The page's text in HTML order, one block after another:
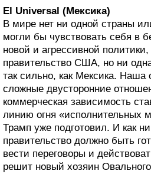
El Universal (Мексика)
В мире нет ни одной страны
могли бы чувствовать себя в
новой и агрессивной
правительство США, но ни
так сильно, как Мексика. Наша
сложные двусторонние
коммерческая зависимость
линию огня «исполнительных
Трамп уже подготовил. И как
правительство должно быть
вести переговоры и
решит новый хозяин